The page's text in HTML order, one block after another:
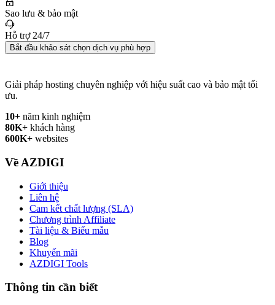
Sao lưu & bảo mật
Hỗ trợ 24/7
Bắt đầu khảo sát chọn dịch vụ phù hợp
Giải pháp hosting chuyên nghiệp với hiệu suất cao và bảo mật tối
ưu.
10+ năm kinh nghiệm
80K+ khách hàng
600K+ websites
Về AZDIGI
Giới thiệu
Liên hệ
Cam kết chất lượng (SLA)
Chương trình Affiliate
Tài liệu & Biểu mẫu
Blog
Khuyến mãi
AZDIGI Tools
Thông tin cần biết